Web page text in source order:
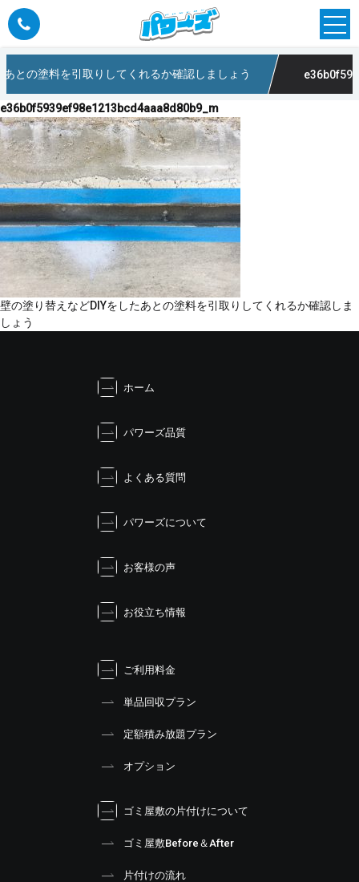
との塗料を引取りしてくれるか確認しましょう
e36b0f5939ef98e1213bcd4aaa8d80b9_m
投
稿
壁の塗り替えなどDIYをしたあとの塗料を引取りしてくれるか確認しま
しょう
ホーム
パワーズ品質
よくある質問
パワーズについて
お客様の声
お役立ち情報
ご利用料金
単品回収プラン
定額積み放題プラン
オプション
ゴミ屋敷の片付けについて
ゴミ屋敷Before＆After
片付けの流れ